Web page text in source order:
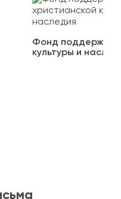
Фонд поддержки
культуры и